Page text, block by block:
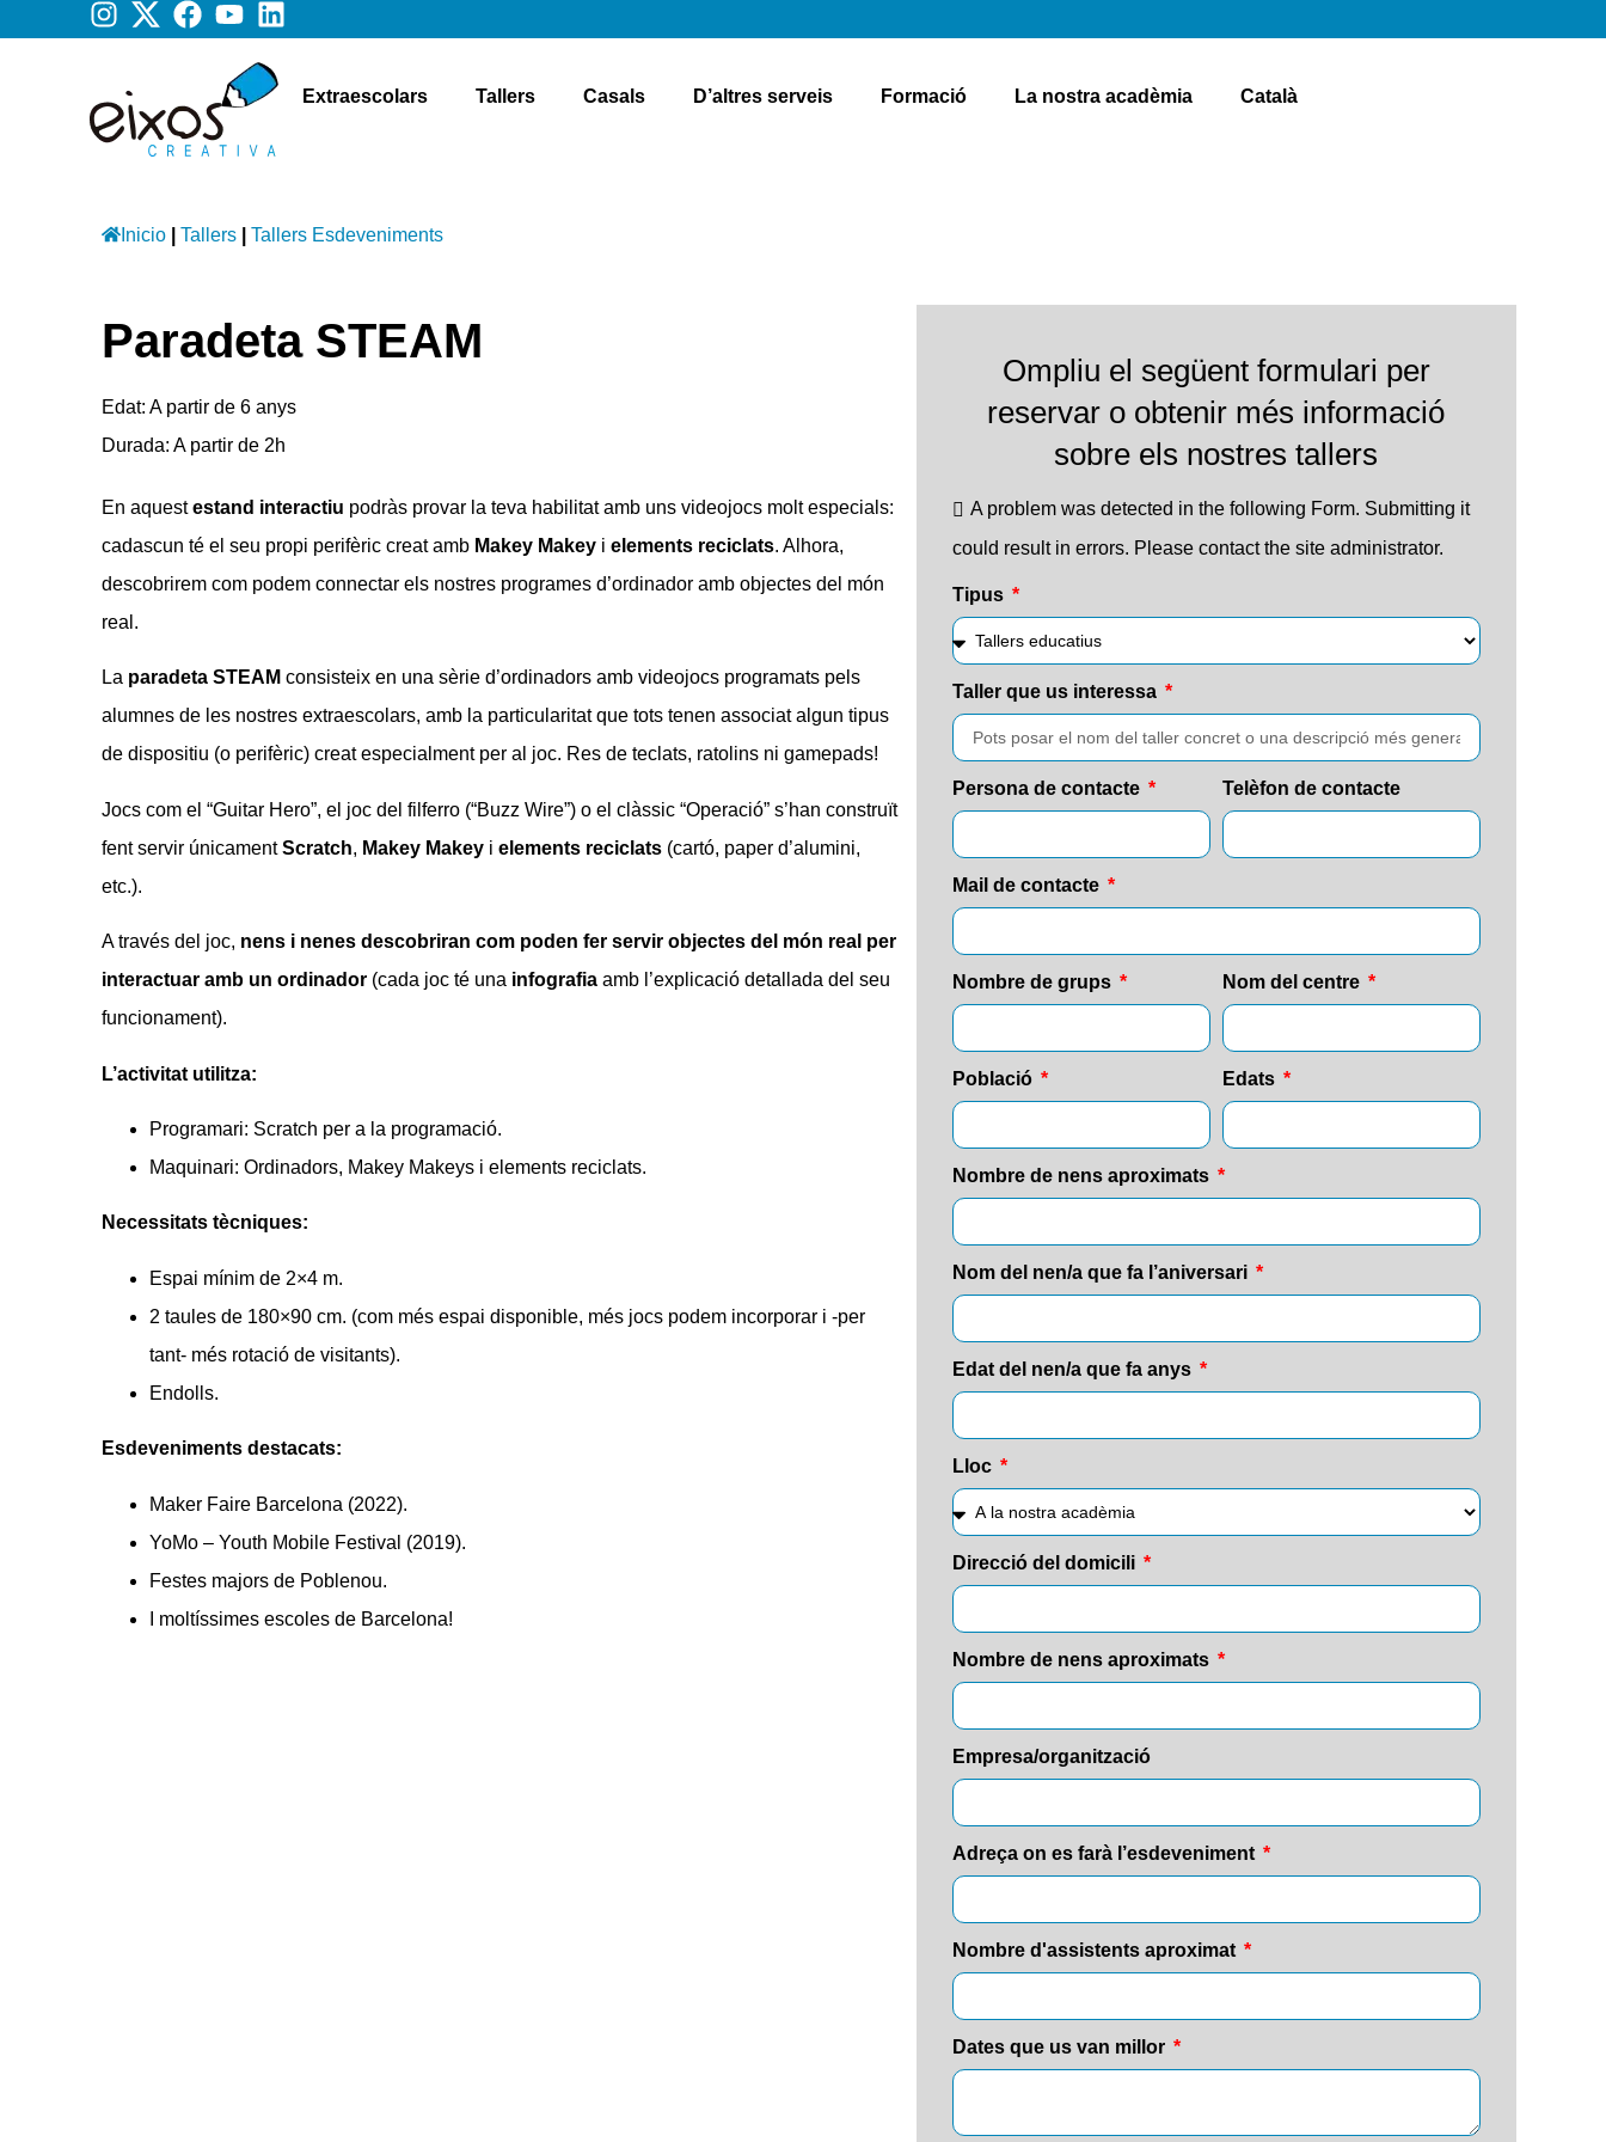
Extraescolars Tallers Casals D’altres serveis Formació La nostra acadèmia Català
Inicio Tallers Tallers Esdeveniments
Paradeta STEAM
Edat: A partir de 6 anys
Durada: A partir de 2h
En aquestestand interactiu podràs provar la teva habilitat amb uns videojocs molt especials:
cadascun té el seu propi perifèric creat amb Makey Makey i elements reciclats. Alhora,
descobrirem com podem connectar els nostres programes d’ordinador amb objectes del món
real.
La paradeta STEAM consisteix en una sèrie d’ordinadors amb videojocs programats pels
alumnes de les nostres extraescolars, amb la particularitat que tots tenen associat algun tipus
de dispositiu (o perifèric) creat especialment per al joc. Res de teclats, ratolins ni gamepads!
Jocs com el “Guitar Hero”, el joc del filferro (“Buzz Wire”) o el clàssic “Operació” s’han construït
fent servir únicamentScratch, Makey Makey i elements reciclats (cartó, paper d’alumini,
etc.).
A través del joc, nens i nenes descobriran com poden fer servir objectes del món real per
interactuar amb un ordinador (cada joc té una infografia amb l’explicació detallada del seu
funcionament).
L’activitat utilitza:
Programari: Scratch per a la programació.
Maquinari: Ordinadors, Makey Makeys i elements reciclats.
Necessitats tècniques:
Espai mínim de 2×4 m.
2 taules de 180×90 cm. (com més espai disponible, més jocs podem incorporar i -per
tant- més rotació de visitants).
Endolls.
Esdeveniments destacats:
Maker Faire Barcelona (2022).
YoMo – Youth Mobile Festival (2019).
Festes majors de Poblenou.
I moltíssimes escoles de Barcelona!
Ompliu el següent formulari per
reservar o obtenir més informació
sobre els nostres tallers
A problem was detected in the following Form. Submitting it
could result in errors. Please contact the site administrator.
Tipus
Taller que us interessa
Persona de contacte Telèfon de contacte
Mail de contacte
Nombre de grups Nom del centre
Població Edats
Nombre de nens aproximats
Nom del nen/a que fa l’aniversari
Edat del nen/a que fa anys
Lloc
Direcció del domicili
Nombre de nens aproximats
Empresa/organització
Adreça on es farà l’esdeveniment
Nombre d'assistents aproximat
Dates que us van millor